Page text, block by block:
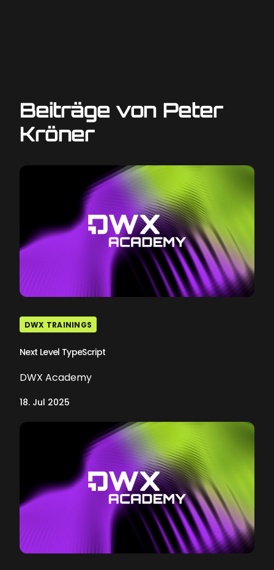
Beiträge von Peter
Kröner
DWX TRAININGS
Next Level TypeScript
DWX Academy
18. Jul 2025